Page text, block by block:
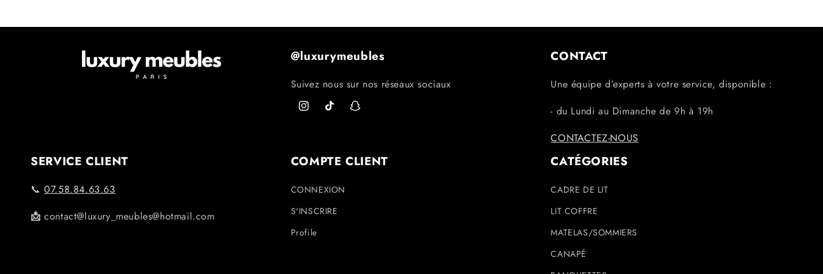
@luxurymeubles
Suivez nous sur nos réseaux sociaux
InstagramTikTok Snapchat
CONTACT
Une équipe d’experts à votre service, disponible :
- du Lundi au Dimanche de 9h à 19h
CONTACTEZ-NOUS
SERVICE CLIENT
📞07.58.84.63.63
📩contact@luxury_meubles@hotmail.com
COMPTE CLIENT
CONNEXION
S'INSCRIRE
Profile
CATÉGORIES
CADRE DE LIT
LIT COFFRE
MATELAS/SOMMIERS
CANAPÉ